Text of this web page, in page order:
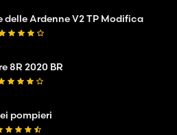
delle Ardenne V2 TP Modifica
8R 2020 BR
pompieri